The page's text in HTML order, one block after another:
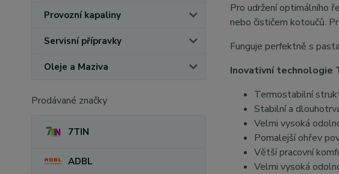
Provozní kapaliny
Servisní přípravky
Oleje a Maziva
Prodávané značky
7TIN
ADBL
Pro udržení optimálního
nebo čističem kotoučů.
Funguje perfektně s
Inovativní technologie
Termostabilní
Stabilní a
Velmi vysoká
Pomalejší ohřev
Větší pracovní
Velmi vysoká